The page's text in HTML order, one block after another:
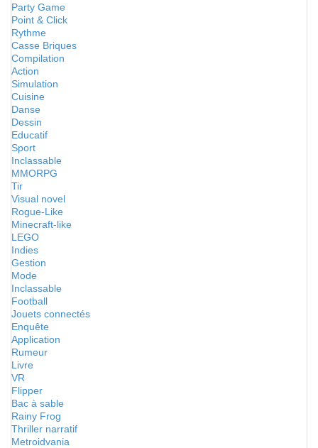
Party Game
Point & Click
Rythme
Casse Briques
Compilation
Action
Simulation
Cuisine
Danse
Dessin
Educatif
Sport
Inclassable
MMORPG
Tir
Visual novel
Rogue-Like
Minecraft-like
LEGO
Indies
Gestion
Mode
Inclassable
Football
Jouets connectés
Enquête
Application
Rumeur
Livre
VR
Flipper
Bac à sable
Rainy Frog
Thriller narratif
Metroidvania